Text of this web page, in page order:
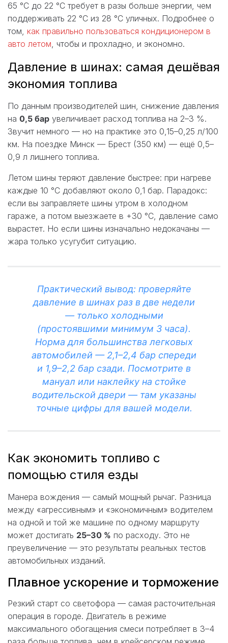
65 °C до 22 °C требует в разы больше энергии, чем
поддерживать 22 °C из 28 °C уличных. Подробнее о
том, как правильно пользоваться кондиционером в
авто летом, чтобы и прохладно, и экономно.
Давление в шинах: самая дешёвая
экономия топлива
По данным производителей шин, снижение давления
на 0,5 бар увеличивает расход топлива на 2–3 %.
Звучит немного — но на практике это 0,15–0,25 л/100
км. На поездке Минск — Брест (350 км) — ещё 0,5–
0,9 л лишнего топлива.
Летом шины теряют давление быстрее: при нагреве
каждые 10 °C добавляют около 0,1 бар. Парадокс:
если вы заправляете шины утром в холодном
гараже, а потом выезжаете в +30 °C, давление само
вырастет. Но если шины изначально недокачаны —
жара только усугубит ситуацию.
Практический вывод: проверяйте
давление в шинах раз в две недели
— только холодными
(простоявшими минимум 3 часа).
Норма для большинства легковых
автомобилей — 2,1–2,4 бар спереди
и 1,9–2,2 бар сзади. Посмотрите в
мануал или наклейку на стойке
водительской двери — там указаны
точные цифры для вашей модели.
Как экономить топливо с
помощью стиля езды
Манера вождения — самый мощный рычаг. Разница
между «агрессивным» и «экономичным» водителем
на одной и той же машине по одному маршруту
может достигать 25–30 % по расходу. Это не
преувеличение — это результаты реальных тестов
автомобильных изданий.
Плавное ускорение и торможение
Резкий старт со светофора — самая расточительная
операция в городе. Двигатель в режиме
максимального обогащения смеси потребляет в 3–4